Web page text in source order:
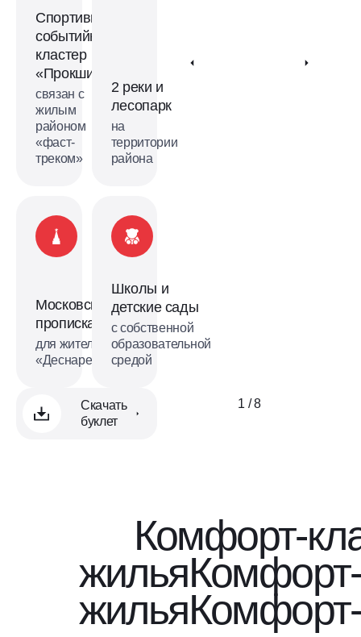
Спортивно-
событийный
кластер
«Прокшино»
связан с
жилым
районом
«фаст-
треком»
2 реки и
лесопарк
на
территории
района
Московская
прописка
для жителей
«Деснаречья»
Школы и
детские сады
с собственной
образовательной
средой
Скачать
буклет
1 / 8
Комфорт-
жилья
жилья